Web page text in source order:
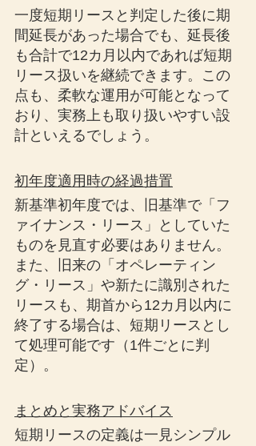
一度短期リースと判定した後に期
間延長があった場合でも、延長後
も合計で12カ月以内であれば短期
リース扱いを継続できます。この
点も、柔軟な運用が可能となって
おり、実務上も取り扱いやすい設
計といえるでしょう。
初年度適用時の経過措置
新基準初年度では、旧基準で「フ
ァイナンス・リース」としていた
ものを見直す必要はありません。
また、旧来の「オペレーティン
グ・リース」や新たに識別された
リースも、期首から12カ月以内に
終了する場合は、短期リースとし
て処理可能です（1件ごとに判
定）。
まとめと実務アドバイス
短期リースの定義は一見シンプル